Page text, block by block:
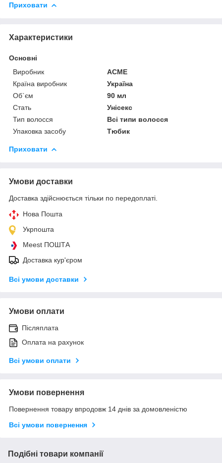
Приховати
Характеристики
Основні
Виробник
ACME
Країна виробник
Україна
Об`єм
90 мл
Стать
Унісекс
Тип волосся
Всі типи волосся
Упаковка засобу
Тюбик
Приховати
Умови доставки
Доставка здійснюється тільки по передоплаті.
Нова Пошта
Укрпошта
Meest ПОШТА
Доставка кур'єром
Всі умови доставки
Умови оплати
Післяплата
Оплата на рахунок
Всі умови оплати
Умови повернення
Повернення товару впродовж 14 днів за домовленістю
Всі умови повернення
Подібні товари компанії